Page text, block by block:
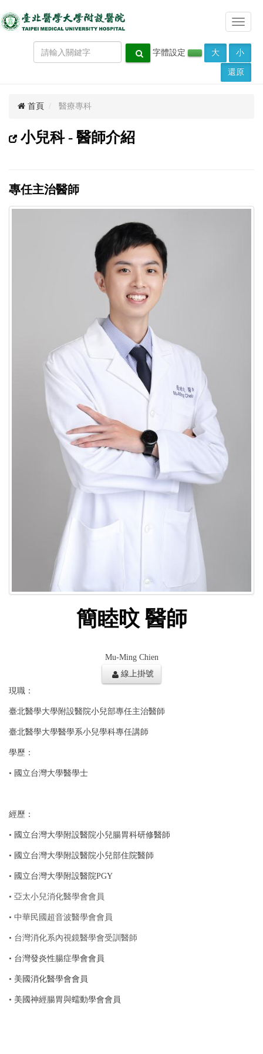
Toggle
字體設定
大 小
還原
首頁 醫療專科
小兒科 - 醫師介紹
專任主治醫師
簡睦旼 醫師
Mu-Ming Chien
線上掛號
現職：
臺北醫學大學附設醫院小兒部專任主治醫師
臺北醫學大學醫學系小兒學科專任講師
學歷：
• 國立台灣大學醫學士
經歷：
• 國立台灣大學附設醫院小兒腸胃科研修醫師
• 國立台灣大學附設醫院小兒部住院醫師
• 國立台灣大學附設醫院PGY
• 亞太小兒消化醫學會會員
• 中華民國超音波醫學會會員
• 台灣消化系內視鏡醫學會受訓醫師
• 台灣發炎性腸症學會會員
• 美國消化醫學會會員
• 美國神經腸胃與蠕動學會會員